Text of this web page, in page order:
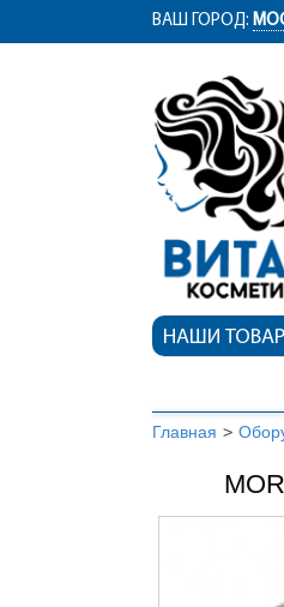
ym(12767704, 'getClientID',
ВАШ ГОРОД:
НАШИ
Главная >